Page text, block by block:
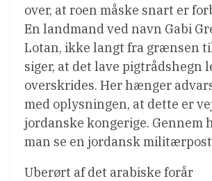
over, at roen måske snart er
En landmand ved navn Gabi
Lotan, ikke langt fra grænsen
siger, at det lave pigtrådshegn
overskrides. Her hænger
med oplysningen, at dette er
jordanske kongerige. Gennem
man se en jordansk
Uberørt af det arabiske forår